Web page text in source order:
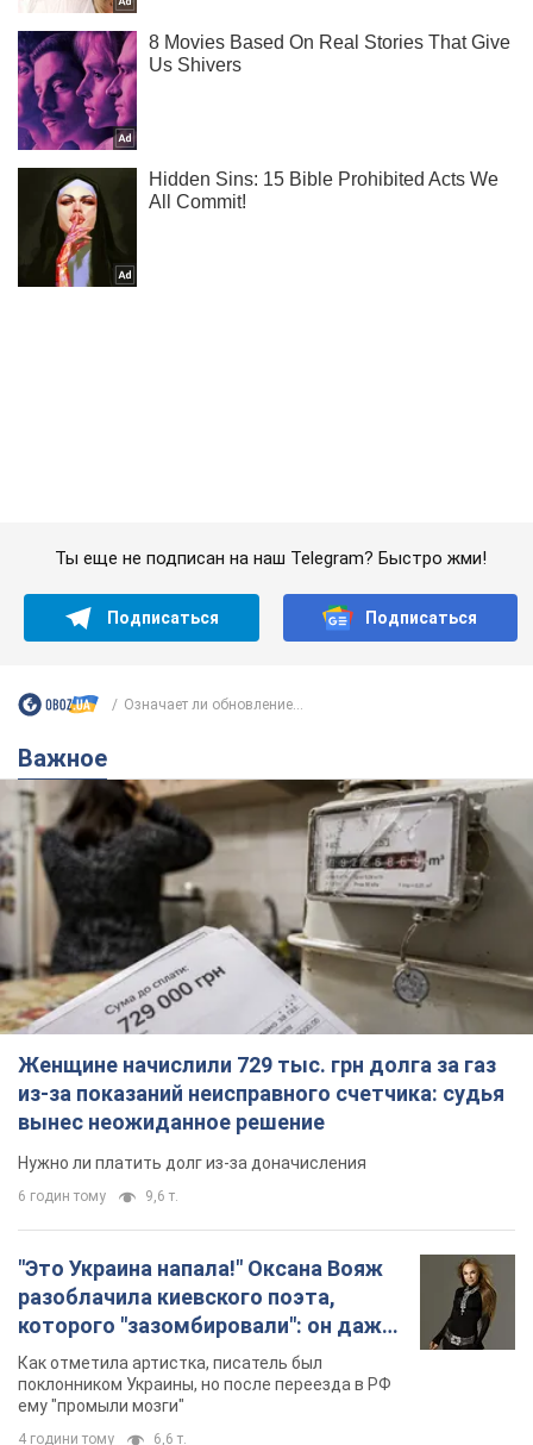
Женщине начислили 729 тыс. грн долга за газ
из-за показаний неисправного счетчика: судья
вынес неожиданное решение
Нужно ли платить долг из-за доначисления
6 годин тому 9,6 т.
"Это Украина напала!" Оксана Вояж
разоблачила киевского поэта,
которого "зазомбировали": он даже
русского не знал, а теперь хочет
Как отметила артистка, писатель был
ему "промыли мозги"
4 години тому 6,6 т.
"Был обессилен": в Украине спасли
раненого грифа, выбравшего для
себя нетипичный маршрут. Фото
Пострадавшую птицу обнаружили на границе
Киевской и Черкасской областей